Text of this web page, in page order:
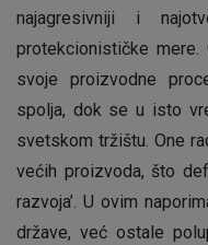
najagresivniji i
protekcionističke mere.
svoje proizvodne
spolja, dok se u isto
svetskom tržištu. One
većih proizvoda, što
razvoja’. U ovim
države, već ostale